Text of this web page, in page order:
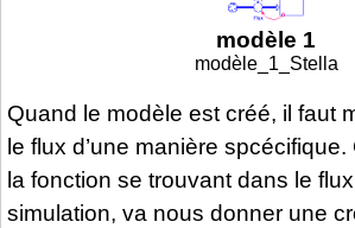
modèle 1
modèle_1_Stella
Quand le modèle est créé, il faut
le flux d’une manière spcécifique.
la fonction se trouvant dans le
simulation, va nous donner une